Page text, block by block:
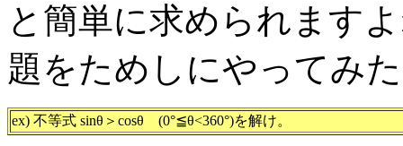
と簡単に求められます
題をためしにやってみ
ex) 不等式 sinθ＞cosθ (0°≦θ<360°)を解け。